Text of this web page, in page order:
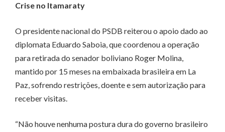
Crise no Itamaraty
O presidente nacional do PSDB reiterou o apoio dado ao
diplomata Eduardo Saboia, que coordenou a operação
para retirada do senador boliviano Roger Molina,
mantido por 15 meses na embaixada brasileira em La
Paz, sofrendo restrições, doente e sem autorização para
receber visitas.
“Não houve nenhuma postura dura do governo brasileiro